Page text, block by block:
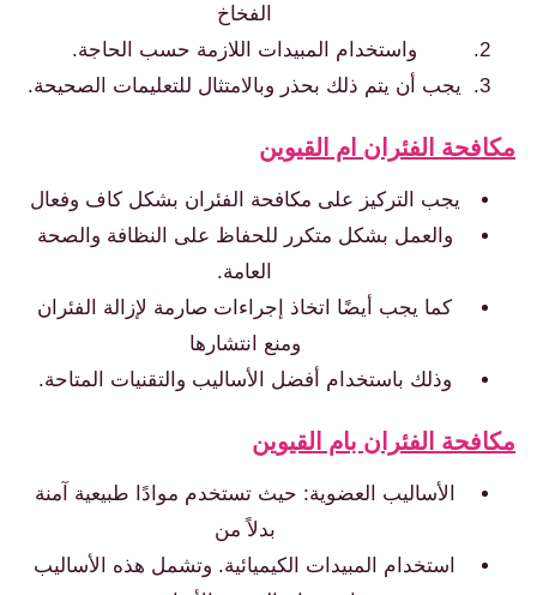
الفخاخ
واستخدام المبيدات اللازمة حسب الحاجة.
يجب أن يتم ذلك بحذر وبالامتثال للتعليمات الصحيحة.
الفئران ام القيوين
يجب التركيز على مكافحة الفئران بشكل كاف وفعال
والعمل بشكل متكرر للحفاظ على النظافة والصحة
العامة.
كما يجب أيضًا اتخاذ إجراءات صارمة لإزالة الفئران
ومنع انتشارها
وذلك باستخدام أفضل الأساليب والتقنيات المتاحة.
الفئران بام القيوين
الأساليب العضوية: حيث تستخدم موادًا طبيعية آمنة
بدلاً من
استخدام المبيدات الكيميائية. وتشمل هذه الأساليب